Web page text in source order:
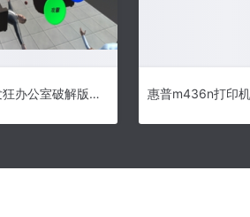
发狂办公室汉化版下载-发狂办公室破解版下载